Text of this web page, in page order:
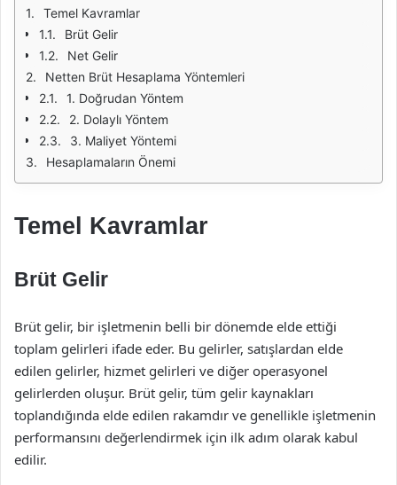
Temel Kavramlar
Brüt Gelir
Net Gelir
Netten Brüt Hesaplama Yöntemleri
1. Doğrudan Yöntem
2. Dolaylı Yöntem
3. Maliyet Yöntemi
Hesaplamaların Önemi
Temel Kavramlar
Brüt Gelir
Brüt gelir, bir işletmenin belli bir dönemde elde ettiği
toplam gelirleri ifade eder. Bu gelirler, satışlardan elde
edilen gelirler, hizmet gelirleri ve diğer operasyonel
gelirlerden oluşur. Brüt gelir, tüm gelir kaynakları
toplandığında elde edilen rakamdır ve genellikle işletmenin
performansını değerlendirmek için ilk adım olarak kabul
edilir.